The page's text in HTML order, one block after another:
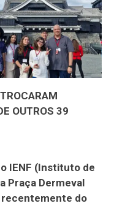
OUTROS 39
IENF (Instituto de
Praça Dermeval
recentemente do